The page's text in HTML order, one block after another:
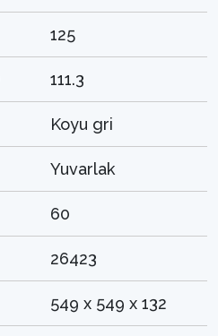
125
111.3
Koyu gri
Yuvarlak
60
26423
549 x 549 x 132